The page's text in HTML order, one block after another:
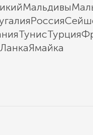
Мальдивы
Россия
ТунисТурция
Ямайка